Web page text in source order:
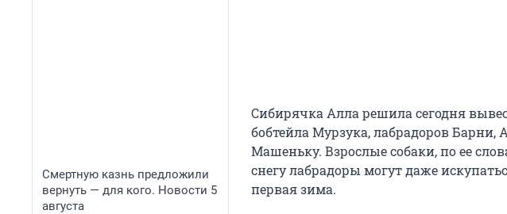
Смертную казнь предложили
вернуть — для кого. Новости 5
августа
Сибирячка Алла решила сегодня
бобтейла Мурзука, лабрадоров Барни,
Машеньку. Взрослые собаки, по ее
снегу лабрадоры могут даже
первая зима.